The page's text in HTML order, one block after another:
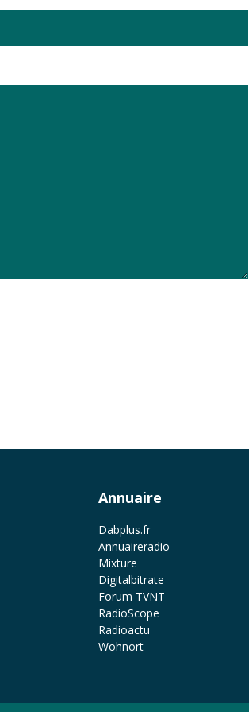
Annuaire
Dabplus.fr
Annuaireradio
Mixture
Digitalbitrate
Forum TVNT
RadioScope
Radioactu
Wohnort